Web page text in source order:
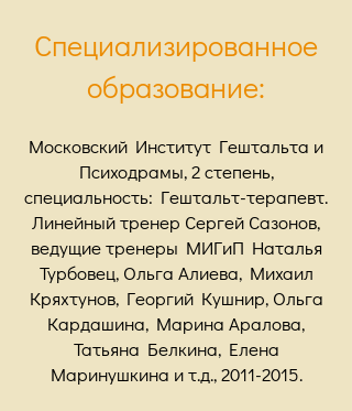
Специализированное
образование:
Московский Институт Гештальта и
Психодрамы, 2 степень,
специальность: Гештальт-терапевт.
Линейный тренер Сергей Сазонов,
ведущие тренеры МИГиП Наталья
Турбовец, Ольга Алиева, Михаил
Кряхтунов, Георгий Кушнир, Ольга
Кардашина, Марина Аралова,
Татьяна Белкина, Елена
Маринушкина и т.д.,2011-2015.